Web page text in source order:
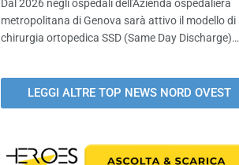
Dal 2026 negli ospedali dell'Azienda ospedaliera
metropolitana di Genova sarà attivo il modello di
chirurgia ortopedica SSD (Same Day Discharge)…
LEGGI ALTRE TOP NEWS NORD OVEST